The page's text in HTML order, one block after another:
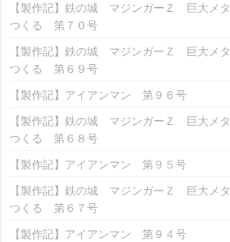
【製作記】鉄の城 マジンガーＺ 巨大メ
つくる 第７０号
【製作記】鉄の城 マジンガーＺ 巨大メ
つくる 第６９号
【製作記】アイアンマン 第９６号
【製作記】鉄の城 マジンガーＺ 巨大メ
つくる 第６８号
【製作記】アイアンマン 第９５号
【製作記】鉄の城 マジンガーＺ 巨大メ
つくる 第６７号
【製作記】アイアンマン 第９４号